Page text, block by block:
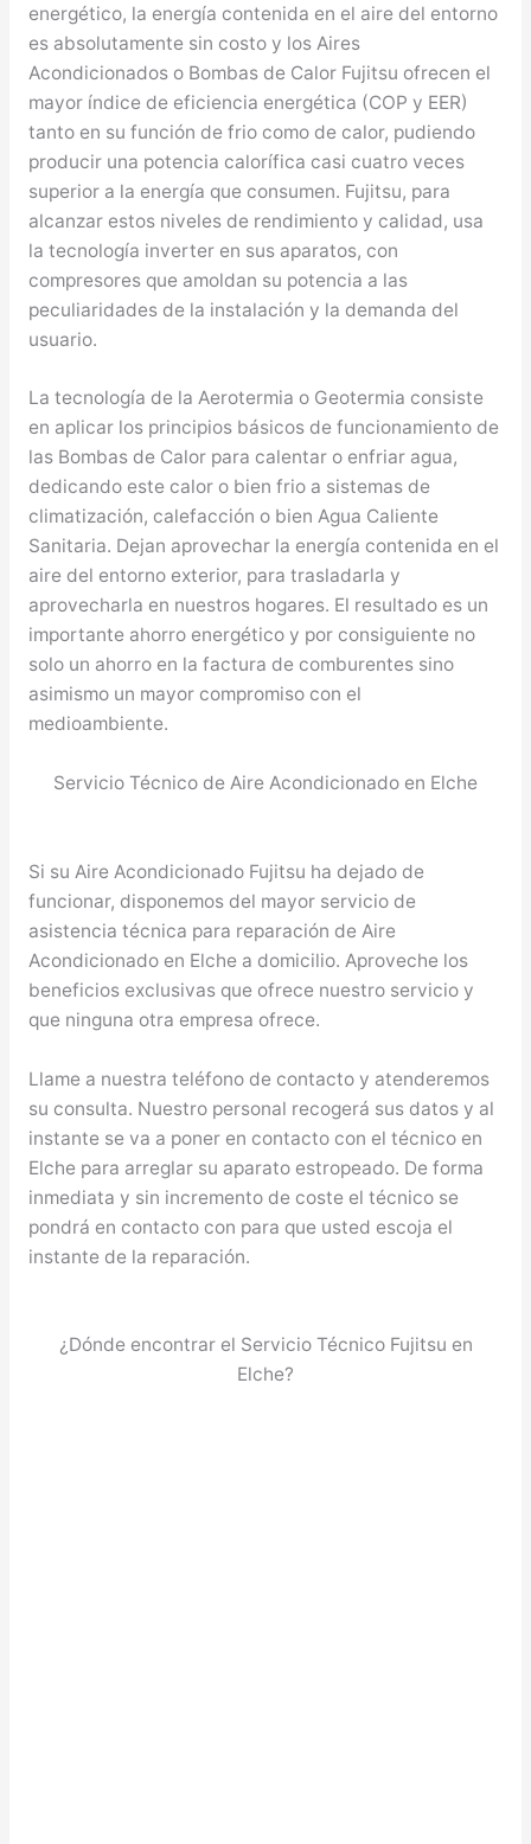
energético, la energía contenida en el aire del entorno
es absolutamente sin costo y los Aires
Acondicionados o Bombas de Calor Fujitsu ofrecen el
mayor índice de eficiencia energética (COP y EER)
tanto en su función de frio como de calor, pudiendo
producir una potencia calorífica casi cuatro veces
superior a la energía que consumen. Fujitsu, para
alcanzar estos niveles de rendimiento y calidad, usa
la tecnología inverter en sus aparatos, con
compresores que amoldan su potencia a las
peculiaridades de la instalación y la demanda del
usuario.
La tecnología de la Aerotermia o Geotermia consiste
en aplicar los principios básicos de funcionamiento de
las Bombas de Calor para calentar o enfriar agua,
dedicando este calor o bien frio a sistemas de
climatización, calefacción o bien Agua Caliente
Sanitaria. Dejan aprovechar la energía contenida en el
aire del entorno exterior, para trasladarla y
aprovecharla en nuestros hogares. El resultado es un
importante ahorro energético y por consiguiente no
solo un ahorro en la factura de comburentes sino
asimismo un mayor compromiso con el
medioambiente.
Servicio Técnico de Aire Acondicionado en Elche
Si su Aire Acondicionado Fujitsu ha dejado de
funcionar, disponemos del mayor servicio de
asistencia técnica para reparación de Aire
Acondicionado en Elche a domicilio. Aproveche los
beneficios exclusivas que ofrece nuestro servicio y
que ninguna otra empresa ofrece.
Llame a nuestra teléfono de contacto y atenderemos
su consulta. Nuestro personal recogerá sus datos y al
instante se va a poner en contacto con el técnico en
Elche para arreglar su aparato estropeado. De forma
inmediata y sin incremento de coste el técnico se
pondrá en contacto con para que usted escoja el
instante de la reparación.
¿Dónde encontrar el Servicio Técnico Fujitsu en
Elche?